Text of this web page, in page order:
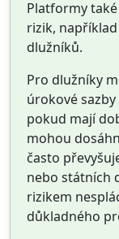
Platformy
rizik,
dlužníků.
Pro dlužníky
úrokové
pokud mají
mohou
často
nebo státních
rizikem
důkladného